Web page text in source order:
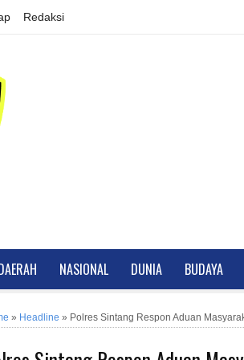
Redaksi
NASIONAL DUNIA BUDAYA
» Headline » Polres Sintang Respon Aduan